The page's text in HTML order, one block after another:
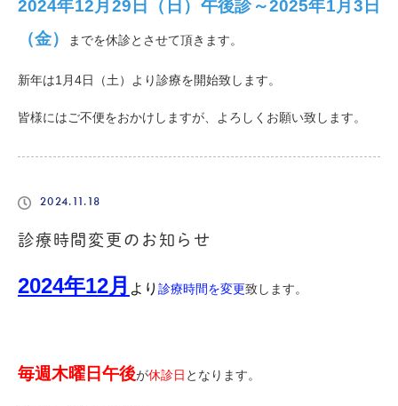
2024年12月29日（日）午後診～2025年1月3日
（金）
までを休診とさせて頂きます。
新年は1月4日（土）より診療を開始致します。
皆様にはご不便をおかけしますが、よろしくお願い致します。
2024.11.18
診療時間変更のお知らせ
2024年12月 より 診療時間を変更致します。
毎週木曜日午後が休診日 となります。